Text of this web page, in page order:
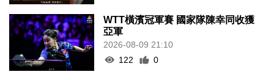
WTT橫濱冠軍賽 國家隊陳幸同收獲
亞軍
2026-08-09 21:10
122
0